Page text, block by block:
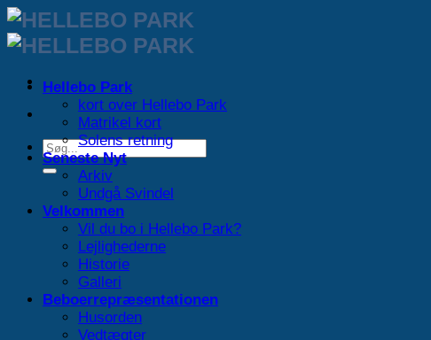
Fortsæt
til
indhold
Hellebo Park
kort over Hellebo Park
Matrikel kort
Solens retning
Seneste Nyt
Arkiv
Undgå Svindel
Velkommen
Vil du bo i Hellebo Park?
Lejlighederne
Historie
Galleri
Beboerrepræsentationen
Husorden
Vedtægter